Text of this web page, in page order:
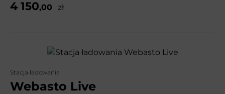
4 150,00 zł
Stacja ładowania
Webasto Live